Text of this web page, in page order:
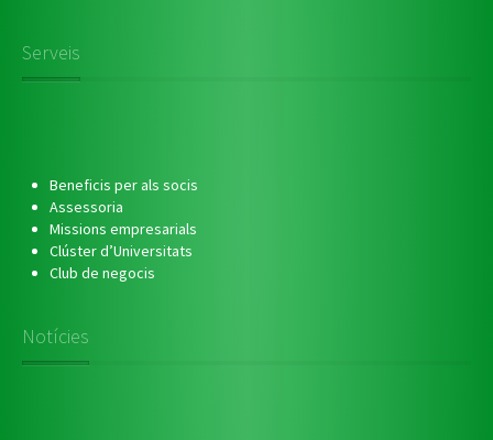
Serveis
Beneficis per als socis
Assessoria
Missions empresarials
Clúster d’Universitats
Club de negocis
Notícies